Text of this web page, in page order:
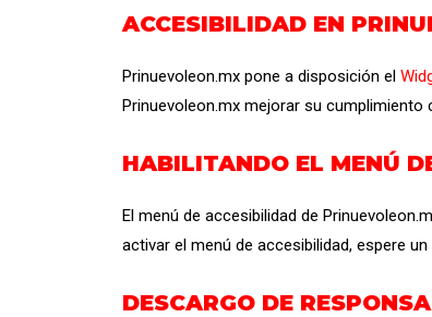
ACCESIBILIDAD EN
Prinuevoleon.mx pone a disposición el
Prinuevoleon.mx mejorar su cumplimiento
HABILITANDO EL MENÚ
El menú de accesibilidad de
activar el menú de accesibilidad, espere
DESCARGO DE